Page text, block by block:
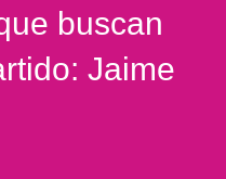
buscan
Jaime